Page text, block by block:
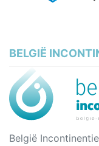
BELGIË
België